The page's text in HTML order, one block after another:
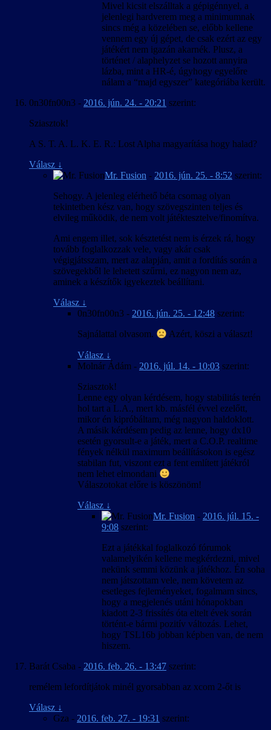
Mivel kicsit elszálltak a gépigénnyel, a
jelenlegi hardverem meg a minimumnak
sincs még a közelében se, előbb kellene
vennem egy új gépet, de csak ezért az egy
játékért nem igazán akarnék. Plusz, a
történet / alaphelyzet se hozott annyira
lázba, mint a HR-é, úgyhogy egyelőre
nálam a “majd egyszer” kategóriába került.
0n30fn00n3 - 2016. jún. 24. - 20:21 szerint:
Sziasztok!
A S. T. A. L. K. E. R.: Lost Alpha magyarítása hogy halad?
Válasz ↓
Mr. Fusion - 2016. jún. 25. - 8:52 szerint:
Sehogy. A jelenleg elérhető béta csomag olyan
tekintetben kész van, hogy szövegszinten teljes és
elvileg működik, de nem volt játéktesztelve/finomítva.
Ami engem illet, sok késztetést nem is érzek rá, hogy
tovább foglalkozzak vele, vagy akár csak
végigjátsszam, mert az alapján, amit a fordítás során a
szövegekből le lehetett szűrni, ez nagyon nem az,
aminek a készítők igyekeztek beállítani.
Válasz ↓
0n30fn00n3 - 2016. jún. 25. - 12:48 szerint:
Sajnálattal olvasom.
Azért, köszi a választ!
Válasz ↓
Molnár Ádám - 2016. júl. 14. - 10:03 szerint:
Sziasztok!
Lenne egy olyan kérdésem, hogy stabilitás terén
hol tart a L.A., mert kb. másfél évvel ezelőtt,
mikor én kipróbáltam, még nagyon haldoklott.
A másik kérdésem pedig az lenne, hogy dx10
esetén gyorsult-e a játék, mert a C.O.P. realtime
fények nélkül maximum beállításokon is egész
stabilan fut, viszont ezt a fent említett játékról
nem lehet elmondani
Válaszotokat előre is köszönöm!
Válasz ↓
Mr. Fusion - 2016. júl. 15. -
9:08 szerint:
Ezt a játékkal foglalkozó fórumok
valamelyikén kellene megkérdezni, mivel
nekünk semmi közünk a játékhoz. Én soha
nem játszottam vele, nem követem az
esetleges fejleményeket, fogalmam sincs,
hogy a megjelenés utáni hónapokban
kiadott 2-3 frissítés óta eltelt évek során
történt-e bármi pozitív változás. Lehet,
hogy TSL16b jobban képben van, de nem
hiszem.
Barát Csaba - 2016. feb. 26. - 13:47 szerint:
remélem lefordítjátok minél gyorsabban az xcom 2-őt is
Válasz ↓
Gza - 2016. feb. 27. - 19:31 szerint: